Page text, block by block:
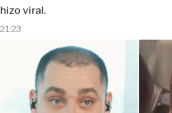
21:23
hizo viral.